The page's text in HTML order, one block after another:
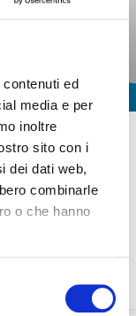
ed
media e per
inoltre
sito con i
dei dati web,
combinarle
o che hanno
cresce
la sanità e
di Ellysse
più efficaci e